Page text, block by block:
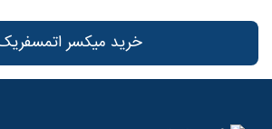
خرید میکسر